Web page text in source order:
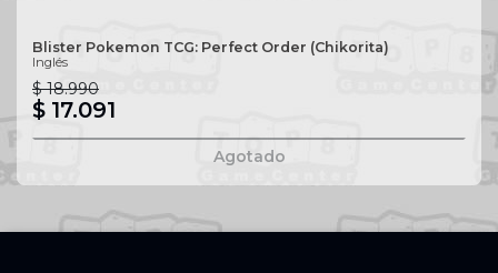
Blister Pokemon TCG: Perfect Order (Chikorita)
Inglés
$ 18.990
$ 17.091
Agotado